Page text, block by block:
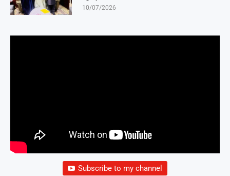
10/07/2026
Subscribe to my channel